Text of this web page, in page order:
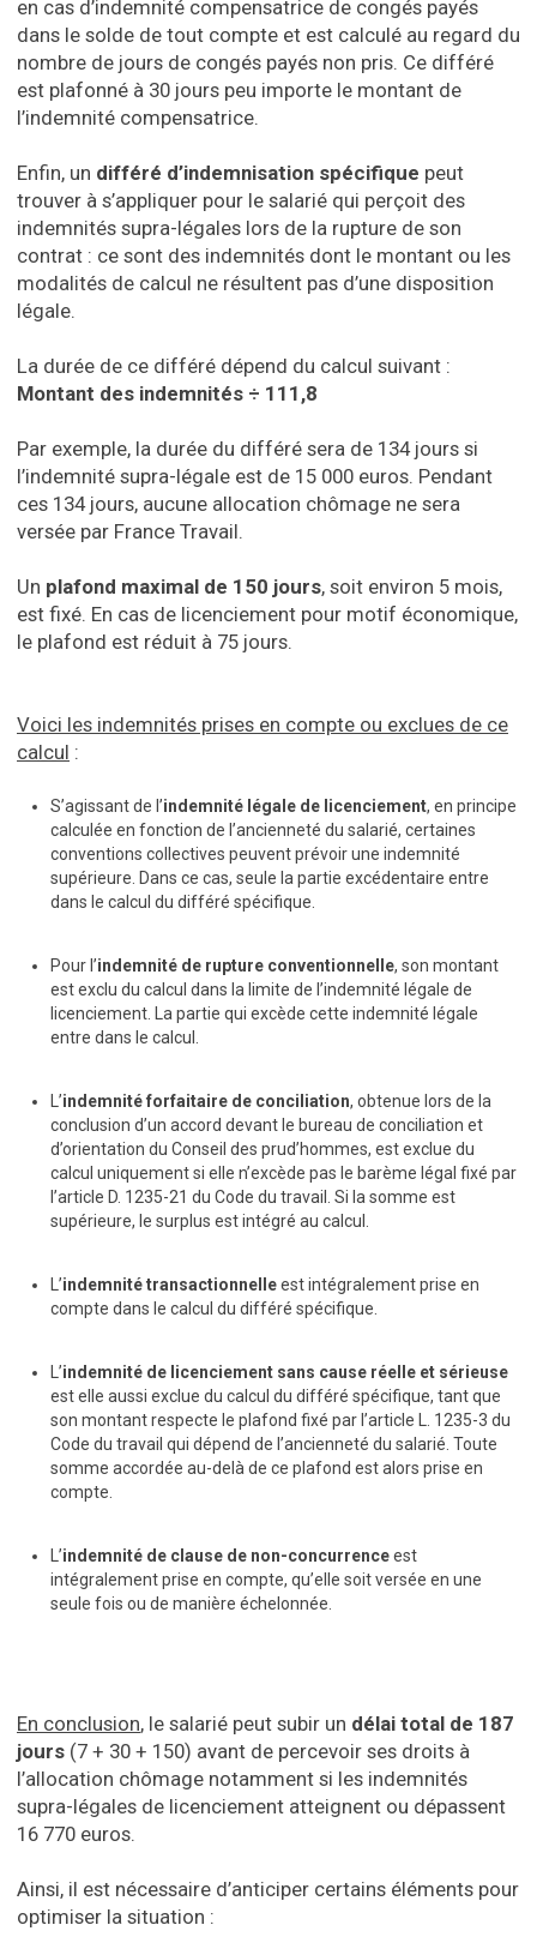
en cas d’indemnité compensatrice de congés payés
dans le solde de tout compte et est calculé au regard du
nombre de jours de congés payés non pris. Ce différé
est plafonné à 30 jours peu importe le montant de
l’indemnité compensatrice.
Enfin, un différé d’indemnisation spécifique peut
trouver à s’appliquer pour le salarié qui perçoit des
indemnités supra-légales lors de la rupture de son
contrat : ce sont des indemnités dont le montant ou les
modalités de calcul ne résultent pas d’une disposition
légale.
La durée de ce différé dépend du calcul suivant :
Montant des indemnités ÷ 111,8
Par exemple, la durée du différé sera de 134 jours si
l’indemnité supra-légale est de 15 000 euros. Pendant
ces 134 jours, aucune allocation chômage ne sera
versée par France Travail.
Un plafond maximal de 150 jours, soit environ 5 mois,
est fixé. En cas de licenciement pour motif économique,
le plafond est réduit à 75 jours.
Voici les indemnités prises en compte ou exclues de ce
calcul :
S’agissant de l’indemnité légale de licenciement, en principe
calculée en fonction de l’ancienneté du salarié, certaines
conventions collectives peuvent prévoir une indemnité
supérieure. Dans ce cas, seule la partie excédentaire entre
dans le calcul du différé spécifique.
Pour l’indemnité de rupture conventionnelle, son montant
est exclu du calcul dans la limite de l’indemnité légale de
licenciement. La partie qui excède cette indemnité légale
entre dans le calcul.
L’indemnité forfaitaire de conciliation, obtenue lors de la
conclusion d’un accord devant le bureau de conciliation et
d’orientation du Conseil des prud’hommes, est exclue du
calcul uniquement si elle n’excède pas le barème légal fixé par
l’article D. 1235-21 du Code du travail. Si la somme est
supérieure, le surplus est intégré au calcul.
L’indemnité transactionnelleest intégralement prise en
compte dans le calcul du différé spécifique.
L’indemnité de licenciement sans cause réelle et sérieuse
est elle aussi exclue du calcul du différé spécifique, tant que
son montant respecte le plafond fixé par l’article L. 1235-3 du
Code du travail qui dépend de l’ancienneté du salarié. Toute
somme accordée au-delà de ce plafond est alors prise en
compte.
L’indemnité de clause de non-concurrenceest
intégralement prise en compte, qu’elle soit versée en une
seule fois ou de manière échelonnée.
En conclusion, le salarié peut subir un délai total de 187
jours (7 + 30 + 150) avant de percevoir ses droits à
l’allocation chômage notamment si les indemnités
supra-légales de licenciement atteignent ou dépassent
16 770 euros.
Ainsi, il est nécessaire d’anticiper certains éléments pour
optimiser la situation :